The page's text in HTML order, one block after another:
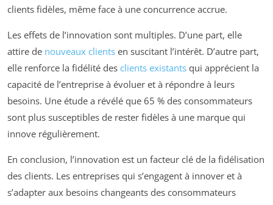
clients fidèles, même face à une concurrence accrue.
Les effets de l’innovation sont multiples. D’une part, elle
attire de nouveaux clients en suscitant l’intérêt. D’autre part,
elle renforce la fidélité des clients existants qui apprécient la
capacité de l’entreprise à évoluer et à répondre à leurs
besoins. Une étude a révélé que 65 % des consommateurs
sont plus susceptibles de rester fidèles à une marque qui
innove régulièrement.
En conclusion, l’innovation est un facteur clé de la fidélisation
des clients. Les entreprises qui s’engagent à innover et à
s’adapter aux besoins changeants des consommateurs